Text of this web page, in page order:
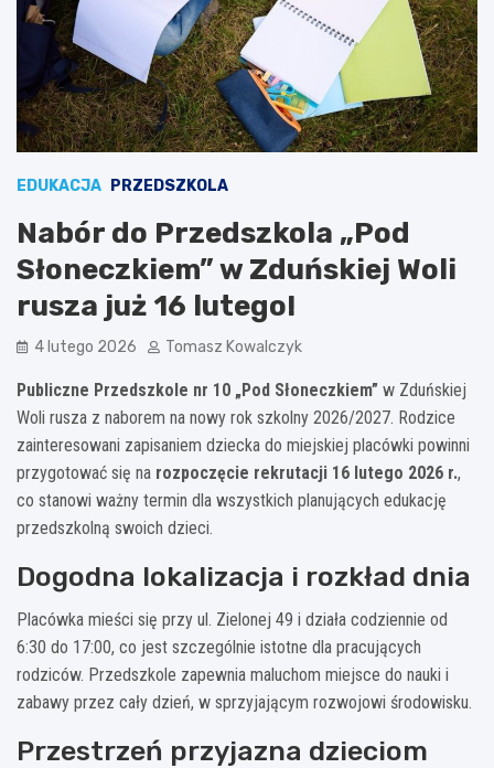
EDUKACJA PRZEDSZKOLA
Nabór do Przedszkola „Pod
Słoneczkiem” w Zduńskiej Woli
rusza już 16 lutego!
4 lutego 2026 Tomasz Kowalczyk
Publiczne Przedszkole nr 10 „Pod Słoneczkiem” w Zduńskiej
Woli rusza z naborem na nowy rok szkolny 2026/2027. Rodzice
zainteresowani zapisaniem dziecka do miejskiej placówki powinni
przygotować się na rozpoczęcie rekrutacji 16 lutego 2026 r.,
co stanowi ważny termin dla wszystkich planujących edukację
przedszkolną swoich dzieci.
Dogodna lokalizacja i rozkład dnia
Placówka mieści się przy ul. Zielonej 49 i działa codziennie od
6:30 do 17:00, co jest szczególnie istotne dla pracujących
rodziców. Przedszkole zapewnia maluchom miejsce do nauki i
zabawy przez cały dzień, w sprzyjającym rozwojowi środowisku.
Przestrzeń przyjazna dzieciom